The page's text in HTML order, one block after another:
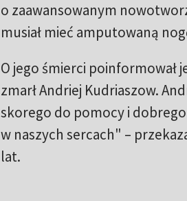
o zaawansowanym
musiał mieć amputowaną
O jego śmierci poinformował
zmarł Andriej Kudriaszow.
skorego do pomocy i dobrego
w naszych sercach" –
lat.